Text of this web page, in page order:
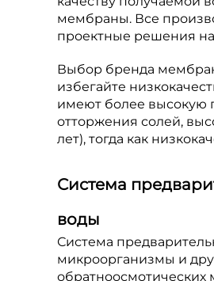
мембраны. Все
проектные решения на
Выбор бренда
избегайте
имеют более высокую
отторжения солей,
лет), тогда как
Система
воды
Система
микроорганизмы и